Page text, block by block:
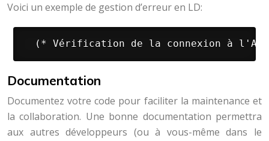
Voici un exemple de gestion d’erreur en LD:
(* Vérification de la connexion à
Documentation
Documentez votre code pour faciliter la maintenance et
la collaboration. Une bonne documentation permettra
aux autres développeurs (ou à vous-même dans le